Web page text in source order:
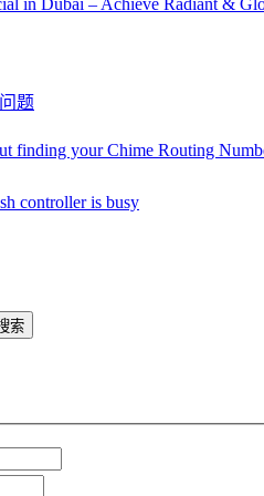
题
finding your Chime Routing
controller is busy